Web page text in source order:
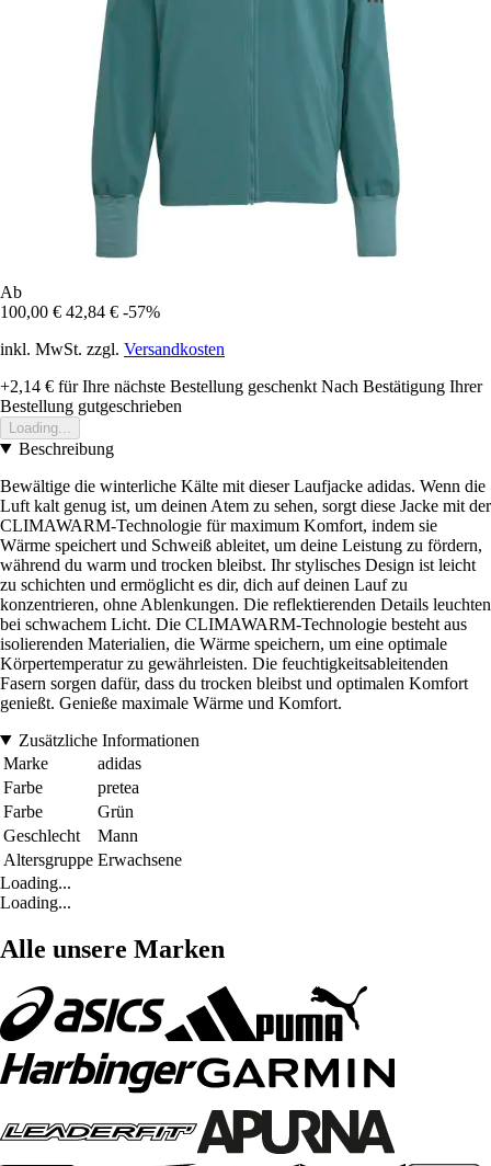
Ab
100,00 € 42,84 € -57%
inkl. MwSt. zzgl. Versandkosten
+2,14 € für Ihre nächste Bestellung geschenkt Nach Bestätigung Ihrer
Bestellung gutgeschrieben
Loading...
Beschreibung
Bewältige die winterliche Kälte mit dieser Laufjacke adidas. Wenn die
Luft kalt genug ist, um deinen Atem zu sehen, sorgt diese Jacke mit der
CLIMAWARM-Technologie für maximum Komfort, indem sie
Wärme speichert und Schweiß ableitet, um deine Leistung zu fördern,
während du warm und trocken bleibst. Ihr stylisches Design ist leicht
zu schichten und ermöglicht es dir, dich auf deinen Lauf zu
konzentrieren, ohne Ablenkungen. Die reflektierenden Details leuchten
bei schwachem Licht. Die CLIMAWARM-Technologie besteht aus
isolierenden Materialien, die Wärme speichern, um eine optimale
Körpertemperatur zu gewährleisten. Die feuchtigkeitsableitenden
Fasern sorgen dafür, dass du trocken bleibst und optimalen Komfort
genießt. Genieße maximale Wärme und Komfort.
Zusätzliche Informationen
Marke
adidas
Farbe
pretea
Farbe
Grün
Geschlecht
Mann
Altersgruppe Erwachsene
Loading...
Loading...
Alle unsere Marken